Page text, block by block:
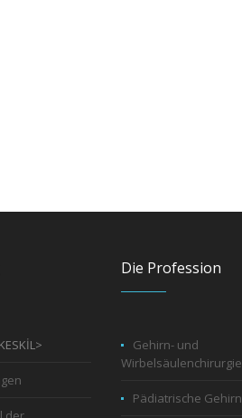
Die Profession
Gehirn- und
Wirbelsäulenchirurgie
Pädiatrische Gehirn